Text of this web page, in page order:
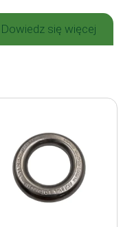
Dowiedz się więcej